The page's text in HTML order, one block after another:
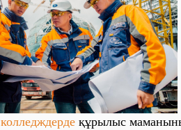
колледждерде құрылыс